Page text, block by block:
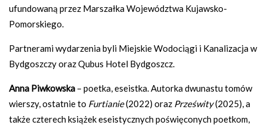
ufundowaną przez Marszałka Województwa Kujawsko-
Pomorskiego.
Partnerami wydarzenia byli Miejskie Wodociągi i Kanalizacja w
Bydgoszczy oraz Qubus Hotel Bydgoszcz.
Anna Piwkowska – poetka, eseistka. Autorka dwunastu tomów
wierszy, ostatnie to Furtianie(2022) oraz Prześwity(2025), a
także czterech książek eseistycznych poświęconych poetkom,